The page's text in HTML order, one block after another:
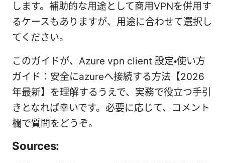
します。補助的な用途として商用VPNを併用す
るケースもありますが、用途に合わせて選択し
てください。
このガイドが、Azure vpn client 設定・使い方
ガイド：安全にazureへ接続する方法【2026
年最新】を理解するうえで、実務で役立つ手引
きとなれば幸いです。必要に応じて、コメント
欄で質問をどうぞ。
Sources: